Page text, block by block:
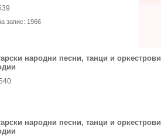
запис: 1966
народни песни, танци и оркестрови
народни песни, танци и оркестрови